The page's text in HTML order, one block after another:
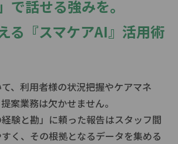
で話せる強みを。
る『スマケアAI』活用術
、利用者様の状況把握やケアマネ
案業務は欠かせません。
験と勘」に頼った報告はスタッフ間
く、その根拠となるデータを集める